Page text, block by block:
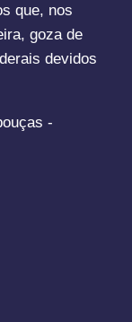
que, nos
goza de
devidos
-